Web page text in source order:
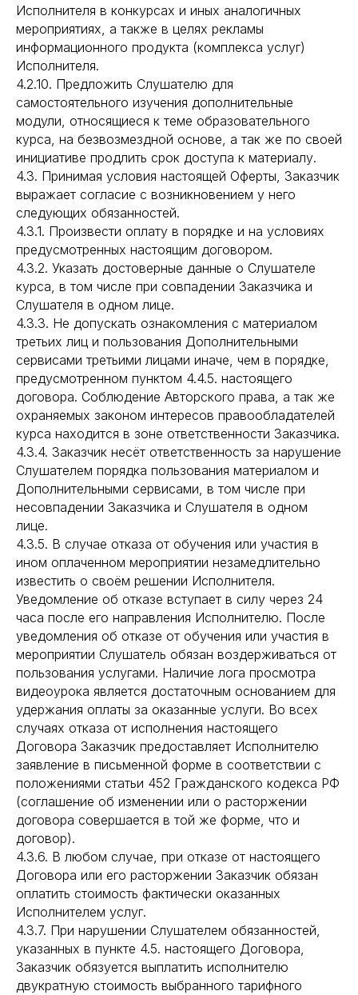
Исполнителя в конкурсах и иных аналогичных
мероприятиях, а также в целях рекламы
информационного продукта (комплекса услуг)
Исполнителя.
4.2.10. Предложить Слушателю для
самостоятельного изучения дополнительные
модули, относящиеся к теме образовательного
курса, на безвозмездной основе, а так же по своей
инициативе продлить срок доступа к материалу.
4.3. Принимая условия настоящей Оферты, Заказчик
выражает согласие с возникновением у него
следующих обязанностей.
4.3.1. Произвести оплату в порядке и на условиях
предусмотренных настоящим договором.
4.3.2. Указать достоверные данные о Слушателе
курса, в том числе при совпадении Заказчика и
Слушателя в одном лице.
4.3.3. Не допускать ознакомления с материалом
третьих лиц и пользования Дополнительными
сервисами третьими лицами иначе, чем в порядке,
предусмотренном пунктом 4.4.5. настоящего
договора. Соблюдение Авторского права, а так же
охраняемых законом интересов правообладателей
курса находится в зоне ответственности Заказчика.
4.3.4. Заказчик несёт ответственность за нарушение
Слушателем порядка пользования материалом и
Дополнительными сервисами, в том числе при
несовпадении Заказчика и Слушателя в одном
лице.
4.3.5. В случае отказа от обучения или участия в
ином оплаченном мероприятии незамедлительно
известить о своём решении Исполнителя.
Уведомление об отказе вступает в силу через 24
часа после его направления Исполнителю. После
уведомления об отказе от обучения или участия в
мероприятии Слушатель обязан воздерживаться от
пользования услугами. Наличие лога просмотра
видеоурока является достаточным основанием для
удержания оплаты за оказанные услуги. Во всех
случаях отказа от исполнения настоящего
Договора Заказчик предоставляет Исполнителю
заявление в письменной форме в соответствии с
положениями статьи 452 Гражданского кодекса РФ
(соглашение об изменении или о расторжении
договора совершается в той же форме, что и
договор).
4.3.6. В любом случае, при отказе от настоящего
Договора или его расторжении Заказчик обязан
оплатить стоимость фактически оказанных
Исполнителем услуг.
4.3.7. При нарушении Слушателем обязанностей,
указанных в пункте 4.5. настоящего Договора,
Заказчик обязуется выплатить исполнителю
двукратную стоимость выбранного тарифного